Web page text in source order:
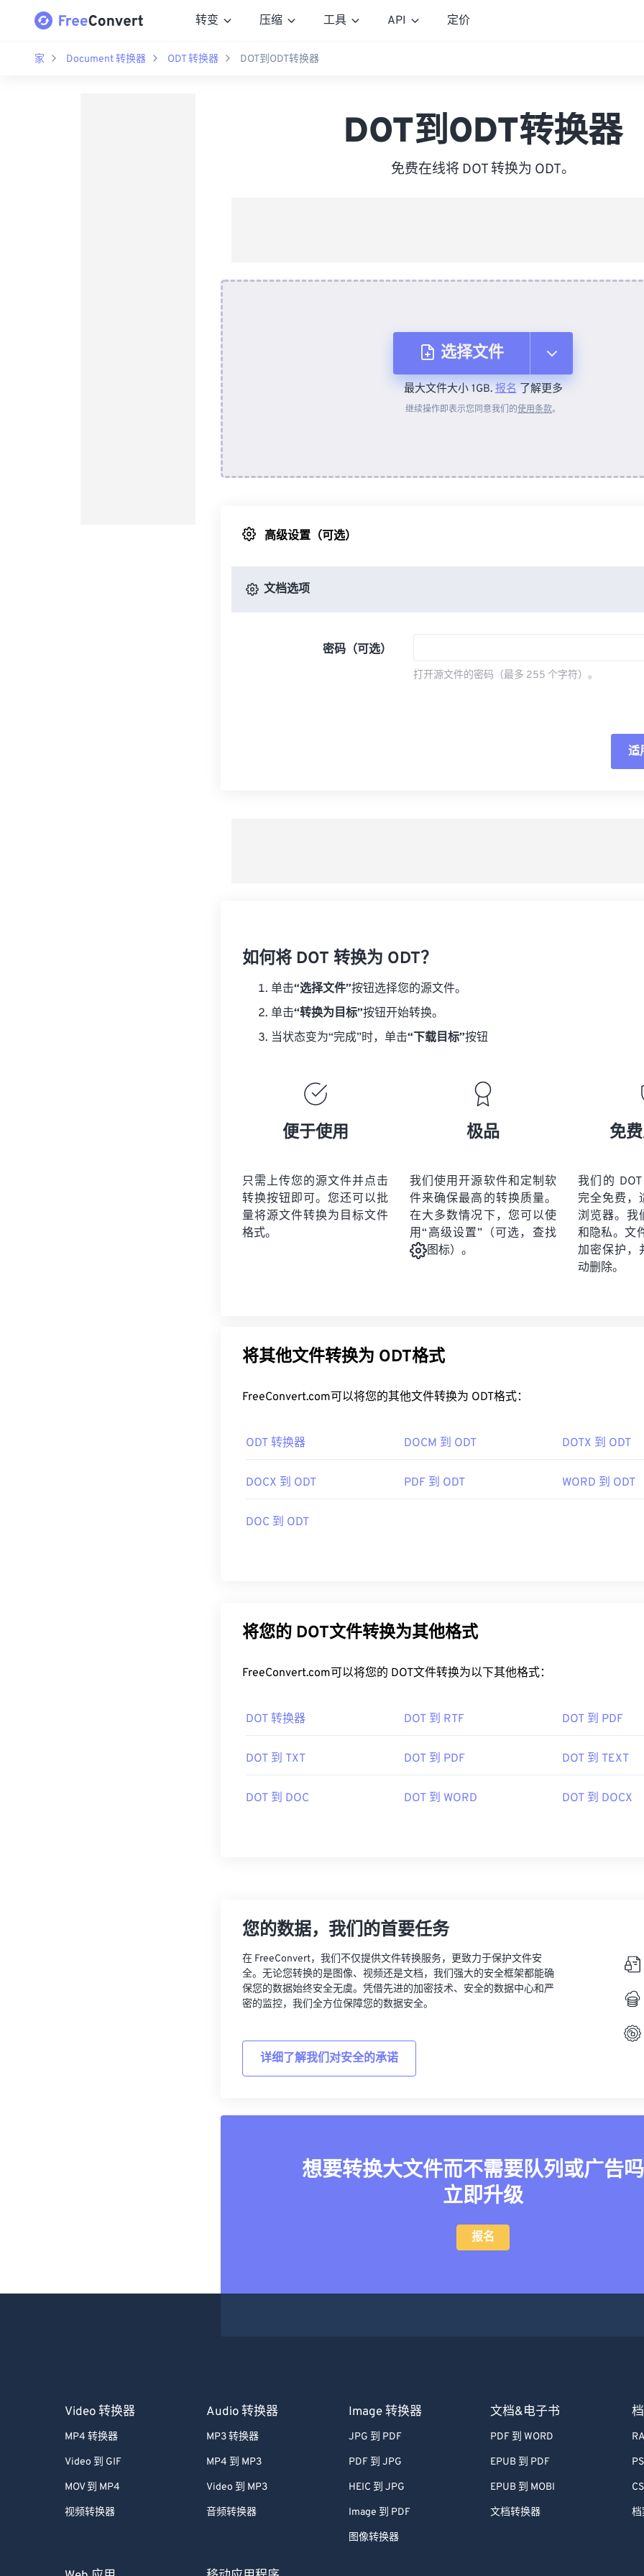
转变 压缩 工具 API 定价
家 Document 转换器 ODT 转换器 DOT到ODT转换器
DOT到ODT转换器
免费在线将 DOT 转换为 ODT。
选择文件
从设备
最大文件大小 1GB.报名了解更多
继续操作即表示您同意我们的使用条款。
高级设置（可选）
文档选项
密码（可选）
打开源文件的密码（最多 255 个字符）。
适
如何将 DOT 转换为 ODT？
单击“选择文件”按钮选择您的源文件。
单击“转换为目标”按钮开始转换。
当状态变为“完成”时，单击“下载目标”按钮
便于使用
只需上传您的源文件并点击
转换按钮即可。您还可以批
量将源文件转换为目标文件
格式。
极品
我们使用开源软件和定制软
件来确保最高的转换质量。
在大多数情况下，您可以使
用“高级设置”（可选，查找
图标）。
免
我们的
完全免费，
浏览器。我
和隐私。文
加密保护，
动删除。
将其他文件转换为 ODT格式
FreeConvert.com可以将您的其他文件转换为 ODT格式：
ODT 转换器 DOCM 到 ODT DOTX 到 ODT
DOCX 到 ODT PDF 到 ODT WORD 到 ODT
DOC 到 ODT
将您的 DOT文件转换为其他格式
FreeConvert.com可以将您的 DOT文件转换为以下其他格式：
DOT 转换器 DOT 到 RTF DOT 到 PDF
DOT 到 TXT DOT 到 PDF DOT 到 TEXT
DOT 到 DOC DOT 到 WORD DOT 到 DOCX
您的数据，我们的首要任务
在 FreeConvert，我们不仅提供文件转换服务，更致力于保护文件安
全。无论您转换的是图像、视频还是文档，我们强大的安全框架都能确
保您的数据始终安全无虞。凭借先进的加密技术、安全的数据中心和严
密的监控，我们全方位保障您的数据安全。
详细了解我们对安全的承诺
想要转换大文件而不需要队列或广告吗
立即升级
报名
Video 转换器
MP4 转换器
Video 到 GIF
MOV 到 MP4
视频转换器
Audio 转换器
MP3 转换器
MP4 到 MP3
Video 到 MP3
音频转换器
Image 转换器
JPG 到 PDF
PDF 到 JPG
HEIC 到 JPG
Image 到 PDF
图像转换器
文档&电子书
PDF 到 WORD
EPUB 到 PDF
EPUB 到 MOBI
文档转换器 档